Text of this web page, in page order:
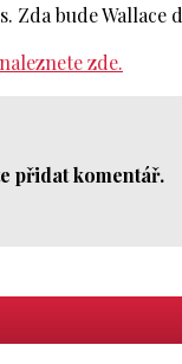
Zda bude
zde.
přidat komentář.